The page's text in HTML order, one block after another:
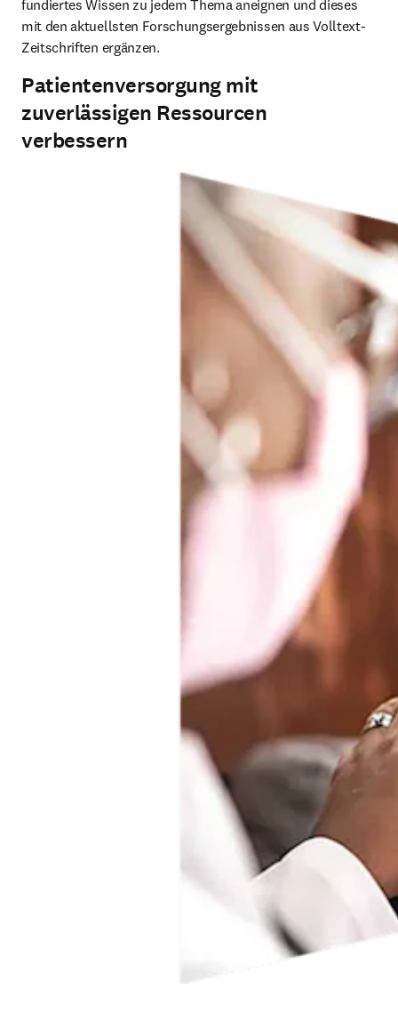
fundiertes Wissen zu jedem Thema aneignen und dieses
mit den aktuellsten Forschungsergebnissen aus Volltext-
Zeitschriften ergänzen.
Patientenversorgung mit
zuverlässigen Ressourcen
verbessern